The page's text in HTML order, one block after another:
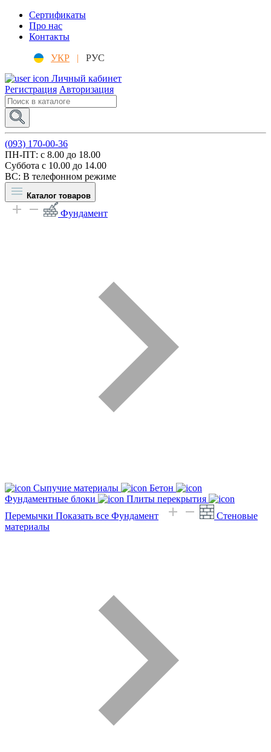
Сертификаты
Про нас
Контакты
УКР |
РУС
Личный кабинет
Регистрация Авторизация
(093) 170-00-36
ПН-ПТ: c 8.00 до 18.00
Суббота с 10.00 до 14.00
ВС: В телефонном режиме
Каталог товаров
Фундамент
Сыпучие материалы
Бетон
Фундаментные блоки
Плиты перекрытия
Перемычки Показать все Фундамент
Стеновые
материалы